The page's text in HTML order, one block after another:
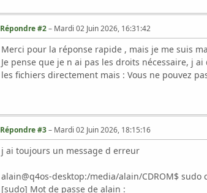
Répondre #2– Mardi 02 Juin 2026, 16:31:42
Merci pour la réponse rapide , mais je me suis
Je pense que je n ai pas les droits nécessaire, j
les fichiers directement mais : Vous ne pouvez
Répondre #3– Mardi 02 Juin 2026, 18:15:16
j ai toujours un message d erreur
alain@q4os-desktop:/media/alain/CDROM$
[sudo] Mot de passe de alain :